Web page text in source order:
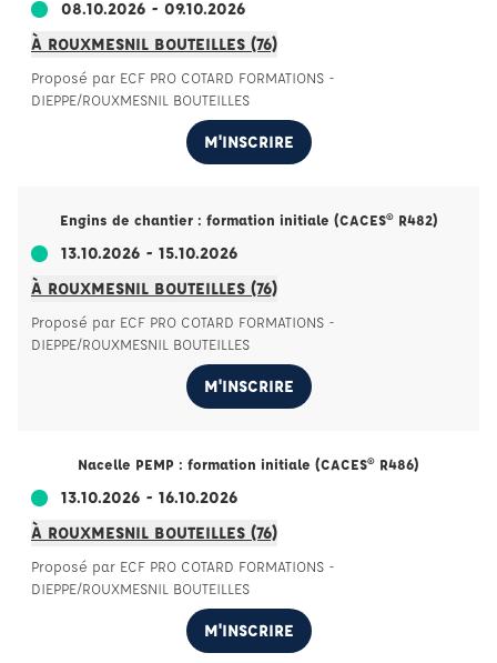
08.10.2026 - 09.10.2026
À ROUXMESNIL BOUTEILLES (76)
Proposé par ECF PRO COTARD FORMATIONS -
DIEPPE/ROUXMESNIL BOUTEILLES
M'INSCRIRE
Engins de chantier : formation initiale (CACES® R482)
13.10.2026 - 15.10.2026
À ROUXMESNIL BOUTEILLES (76)
Proposé par ECF PRO COTARD FORMATIONS -
DIEPPE/ROUXMESNIL BOUTEILLES
M'INSCRIRE
Nacelle PEMP : formation initiale (CACES® R486)
13.10.2026 - 16.10.2026
À ROUXMESNIL BOUTEILLES (76)
Proposé par ECF PRO COTARD FORMATIONS -
DIEPPE/ROUXMESNIL BOUTEILLES
M'INSCRIRE